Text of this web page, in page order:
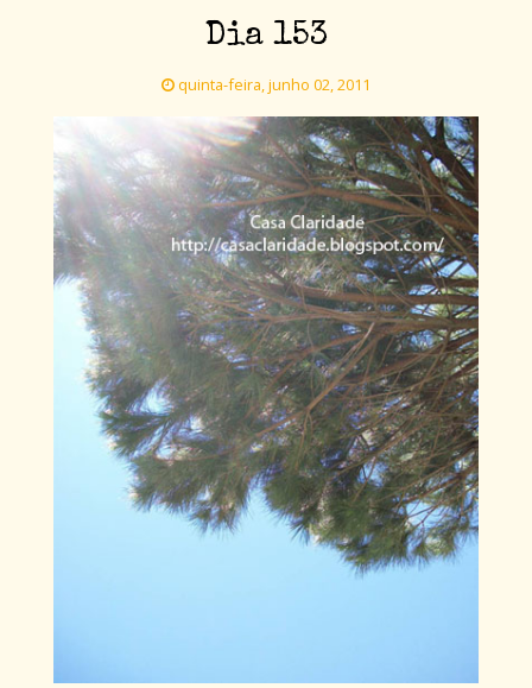
Dia 153
quinta-feira, junho 02, 2011